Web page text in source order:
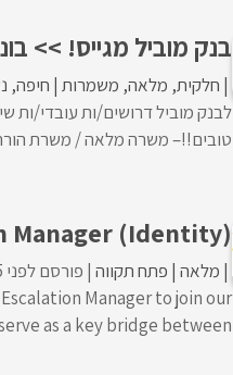
בנק מוביל מגייס! >>
חלקית מלאה משמרות חיפה
לבנק מוביל דרושים/ות עובדי/ות
טובים!!– משרה מלאה / משרת
Manager (Identity)
מלאה פתח תקווה פורסם לפני 15 שעות
Manager to join our
as a key bridge between ...